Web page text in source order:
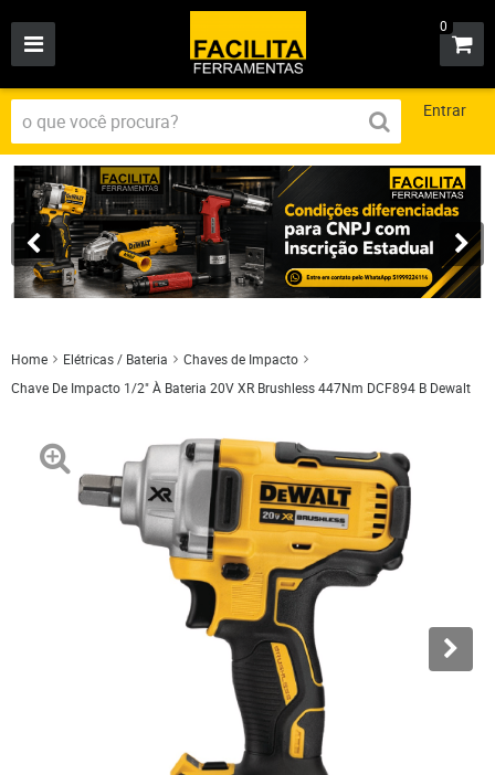
0
Entrar
Home Elétricas / Bateria
Chaves de Impacto
Chave De Impacto 1/2" À Bateria 20V XR Brushless 447Nm DCF894 B Dewalt